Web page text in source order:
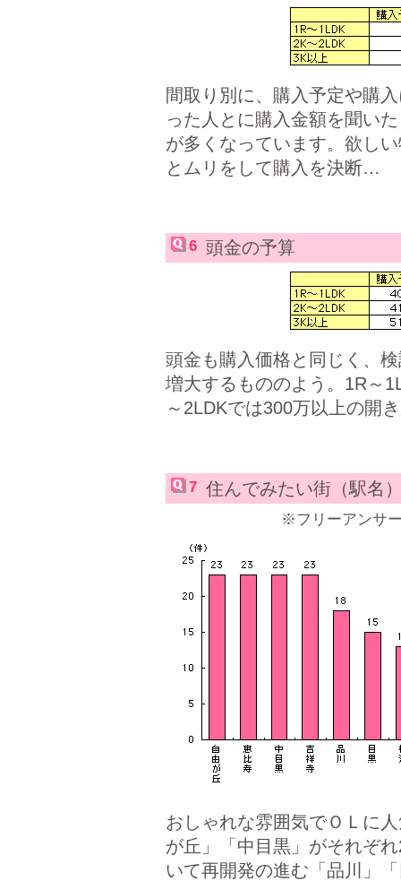
間取り別に、購入予定や購
った人とに購入金額を聞い
が多くなっています。欲し
とムリをして購入を決断…
6 頭金の予算
頭金も購入価格と同じく、
増大するもののよう。1R～
～2LDKでは300万以上の開
7 住んでみたい街（駅名
※フリーアンサ
おしゃれな雰囲気でＯＬに
が丘」「中目黒」がそれぞ
いて再開発の進む「品川」